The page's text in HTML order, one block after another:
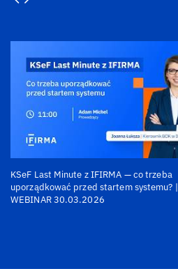
KSeF Last Minute z IFIRMA — co trzeba
uporządkować przed startem systemu? |
WEBINAR 30.03.2026